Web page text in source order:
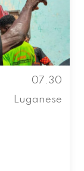
07.30
Luganese